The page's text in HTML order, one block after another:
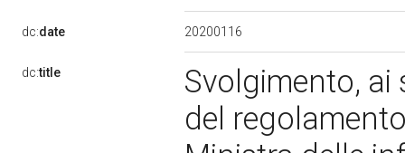
dc:date 20200116
dc:title
Svolgimento, ai
del